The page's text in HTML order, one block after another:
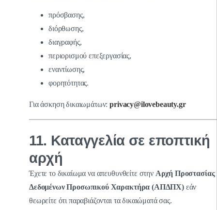
πρόσβασης,
διόρθωσης,
διαγραφής,
περιορισμού επεξεργασίας,
εναντίωσης,
φορητότητας.
Για άσκηση δικαιωμάτων:privacy@ilovebeauty.gr
11. Καταγγελία σε εποπτική
αρχή
Έχετε το δικαίωμα να απευθυνθείτε στην Αρχή Προστασίας
Δεδομένων Προσωπικού Χαρακτήρα (ΑΠΔΠΧ)εάν
θεωρείτε ότι παραβιάζονται τα δικαιώματά σας.